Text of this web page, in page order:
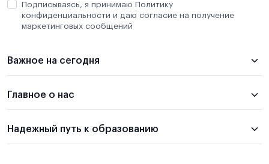
Подписываясь, я принимаю Политику
конфиденциальности и даю согласие на получение
маркетинговых сообщений
Важное на сегодня
Главное о нас
Надежный путь к образованию